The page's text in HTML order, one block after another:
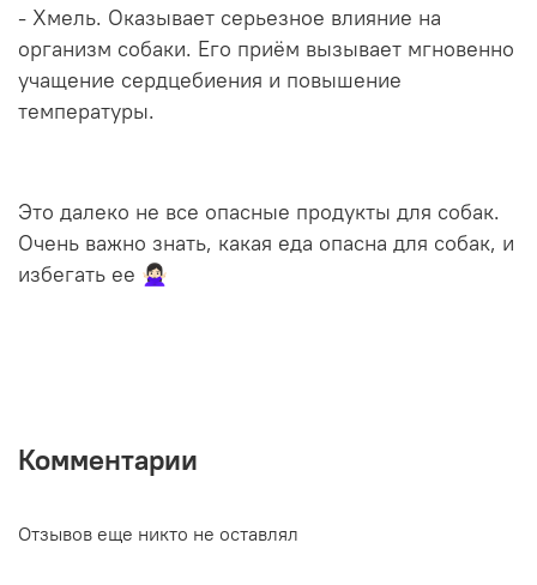
- Хмель. Оказывает серьезное влияние на
организм собаки. Его приём вызывает мгновенно
учащение сердцебиения и повышение
температуры.
Это далеко не все опасные продукты для собак.
Очень важно знать, какая еда опасна для собак, и
избегать ее 🙅🏻‍♀️
Комментарии
Отзывов еще никто не оставлял